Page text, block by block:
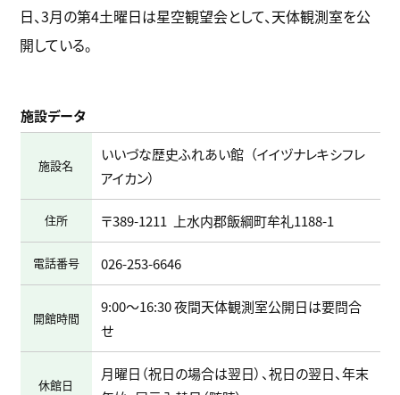
日、3月の第4土曜日は星空観望会として、天体観測室を公
開している。
施設データ
施設名
いいづな歴史ふれあい館
イイヅナレキシフレ
アイカン
住所 〒389-1211 上水内郡飯綱町牟礼1188-1
電話番号 026-253-6646
開館時間
9:00～16:30 夜間天体観測室公開日は要問合
せ
休館日
月曜日（祝日の場合は翌日）、祝日の翌日、年末